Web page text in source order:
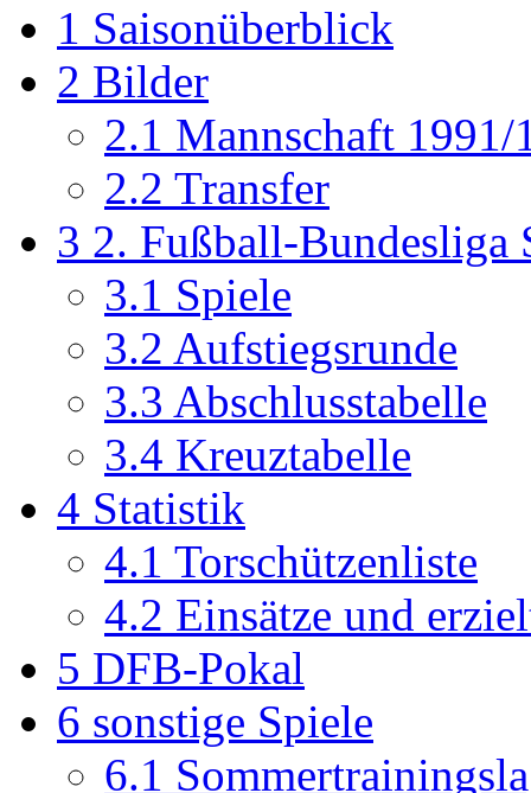
1 Saisonüberblick
2 Bilder
2.1 Mannschaft 1991/
2.2 Transfer
3 2. Fußball-Bundesliga
3.1 Spiele
3.2 Aufstiegsrunde
3.3 Abschlusstabelle
3.4 Kreuztabelle
4 Statistik
4.1 Torschützenliste
4.2 Einsätze und
5 DFB-Pokal
6 sonstige Spiele
6.1